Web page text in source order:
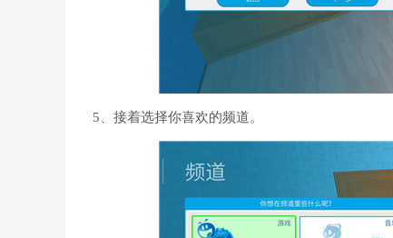
5、接着选择你喜欢的频道。